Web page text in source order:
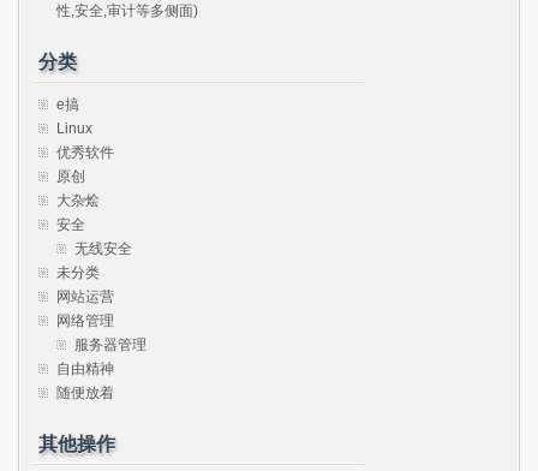
性,安全,审计等多侧面)
分类
e搞
Linux
优秀软件
原创
大杂烩
安全
无线安全
未分类
网站运营
网络管理
服务器管理
自由精神
随便放着
其他操作